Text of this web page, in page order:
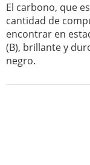
El carbono, que
cantidad de
encontrar en
(B), brillante y
negro.